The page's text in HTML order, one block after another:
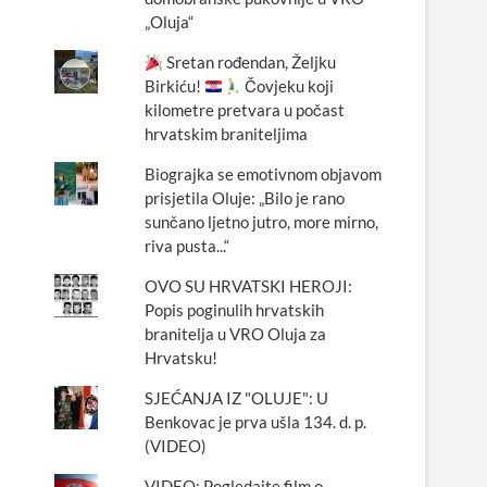
„Oluja“
Sretan rođendan, Željku
Birkiću!
Čovjeku koji
kilometre pretvara u počast
hrvatskim braniteljima
Biograjka se emotivnom objavom
prisjetila Oluje: „Bilo je rano
sunčano ljetno jutro, more mirno,
riva pusta...“
OVO SU HRVATSKI HEROJI:
Popis poginulih hrvatskih
branitelja u VRO Oluja za
Hrvatsku!
SJEĆANJA IZ "OLUJE": U
Benkovac je prva ušla 134. d. p.
(VIDEO)